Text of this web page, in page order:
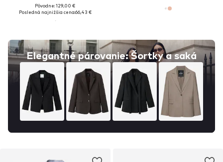
Pôvodne: 129,00 €
Posledná najnižšia cena:66,43 €
Elegantné párovanie: Šortky a saká